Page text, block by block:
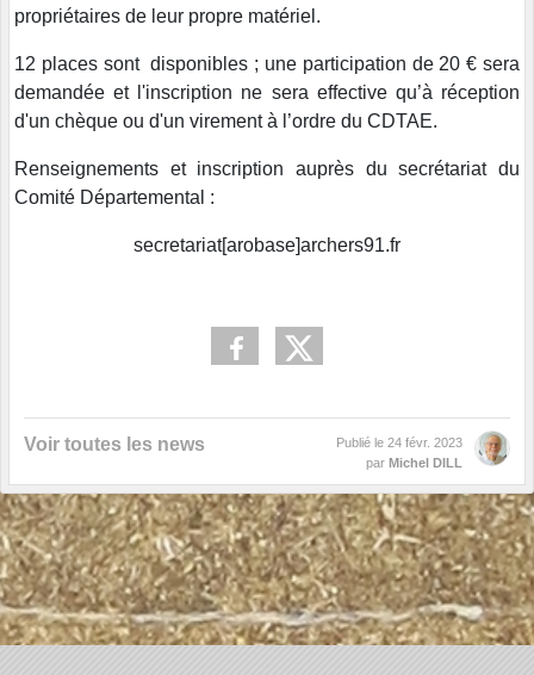
propriétaires de leur propre matériel.
12 places sont disponibles ; une participation de 20 € sera
demandée et l'inscription ne sera effective qu’à réception
d'un chèque ou d'un virement à l’ordre du CDTAE.
Renseignements et inscription auprès du secrétariat du
Comité Départemental :
secretariat[arobase]archers91.fr
Voir toutes les news Publié le 24 févr. 2023
par Michel DILL